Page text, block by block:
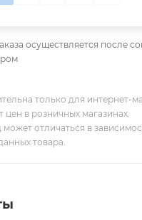
осуществляется после
только для интернет-
цен в розничных магазинах.
отличаться в
товара.